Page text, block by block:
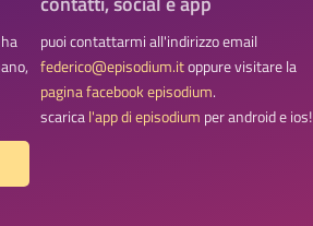
puoi contattarmi all'indirizzo email
federico@episodium.itoppure visitare la
pagina facebook episodium.
scarical'app di episodium per android e ios!